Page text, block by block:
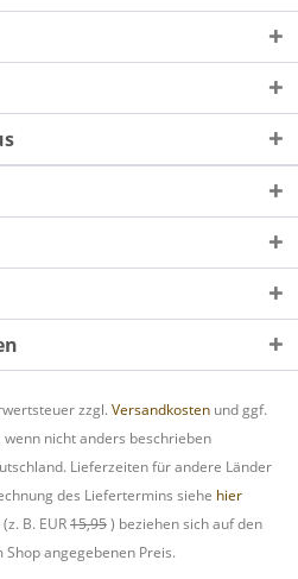
zzgl. Versandkosten und ggf.
nicht anders beschrieben
Lieferzeiten für andere Länder
des Liefertermins siehe hier
B. EUR15,95) beziehen sich auf den
Shop angegebenen Preis.